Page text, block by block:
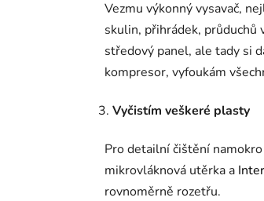
Vezmu výkonný vysavač,
skulin, přihrádek, průduchů
středový panel, ale tady si
kompresor, vyfoukám
Vyčistím veškeré plasty
Pro detailní čištění
mikrovláknová utěrka a
rovnoměrně rozetřu.